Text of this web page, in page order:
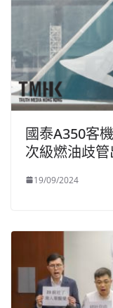
國泰A350客
次級燃油歧
19/09/2024